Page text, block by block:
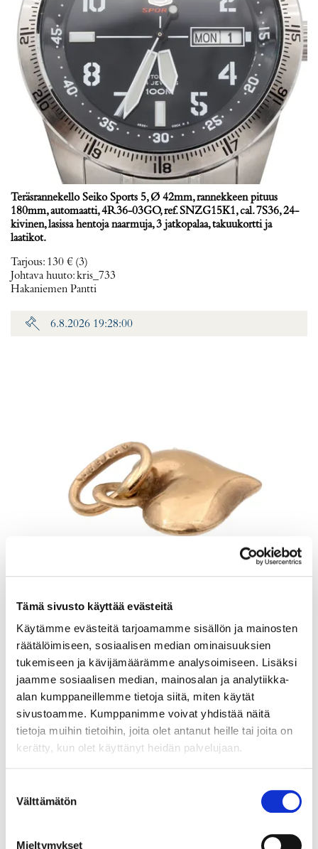
Tämä sivusto käyttää evästeitä
Käytämme evästeitä tarjoamamme sisällön ja mainosten
räätälöimiseen, sosiaalisen median ominaisuuksien
tukemiseen ja kävijämäärämme analysoimiseen. Lisäksi
jaamme sosiaalisen median, mainosalan ja analytiikka-
alan kumppaneillemme tietoja siitä, miten käytät
sivustoamme. Kumppanimme voivat yhdistää näitä
tietoja muihin tietoihin, joita olet antanut heille tai joita on
kerätty, kun olet käyttänyt heidän palvelujaan.
valinta
Välttämätön
Mieltymykset
Teräsrannekello Seiko Sports 5, Ø 42mm, rannekkeen pituus
180mm, automaatti, 4R36-03GO, ref. SNZG15K1, cal. 7S36, 24-
kivinen, lasissa hentoja naarmuja, 3 jatkopalaa, takuukortti ja
laatikot.
Tarjous: 130 € (3)
Johtava huuto:kris_733
Hakaniemen Pantti
6.8.2026 19:28:00
Viallinen riipus, 585, Paino: 0,2 g
(1)
Johtava huuto:sektori
Hakaniemen Pantti
6.8.2026 19:35:00